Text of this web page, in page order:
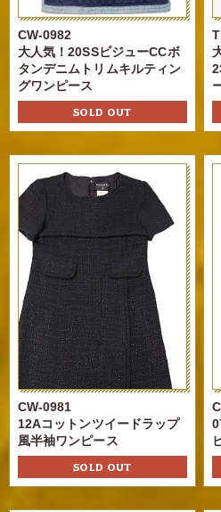
CW-0982
大人気！20SSビジューCCボ
タンデニムトリムキルティン
グワンピース
SOLD OUT
CW-0981
12Aコットンツイードラップ
風半袖ワンピース
SOLD OUT